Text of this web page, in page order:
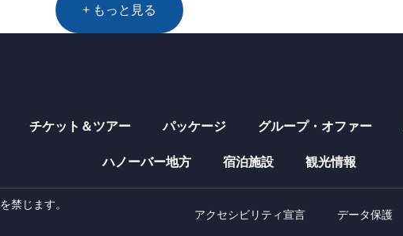
+ もっと見る
チケット＆ツアー パッケージ グループ・オファー
ハノーバー地方 宿泊施設 観光情報
禁じます。
アクセシビリティ宣言 データ保護